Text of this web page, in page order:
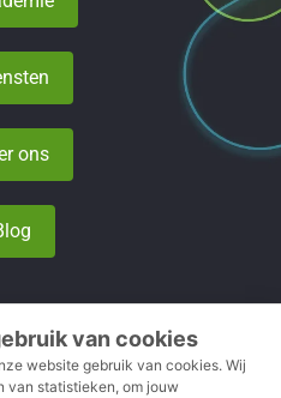
van cookies
website gebruik van cookies. Wij
van statistieken, om jouw
ons